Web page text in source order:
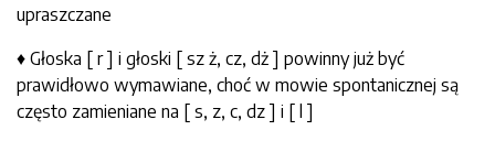
upraszczane
♦ Głoska [ r ] i głoski [ sz ż, cz, dż ] powinny już być
prawidłowo wymawiane, choć w mowie spontanicznej są
często zamieniane na [ s, z, c, dz ] i [ l ]